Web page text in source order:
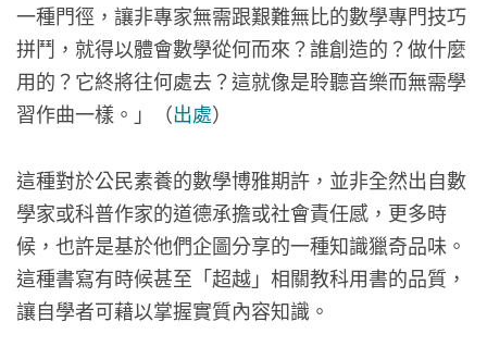
一種門徑，讓非專家無需跟艱難無比的數學專門技巧
拼鬥，就得以體會數學從何而來？誰創造的？做什麼
用的？它終將往何處去？這就像是聆聽音樂而無需學
習作曲一樣。」（出處）
這種對於公民素養的數學博雅期許，並非全然出自數
學家或科普作家的道德承擔或社會責任感，更多時
候，也許是基於他們企圖分享的一種知識獵奇品味。
這種書寫有時候甚至「超越」相關教科用書的品質，
讓自學者可藉以掌握實質內容知識。